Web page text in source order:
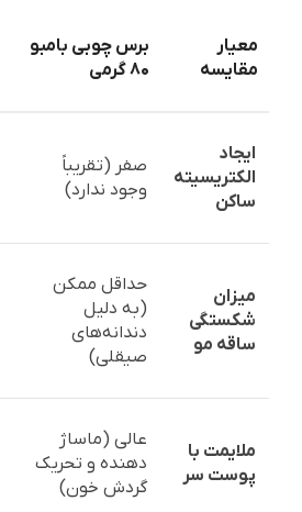
معیار
مقایسه
برس چوبی بامبو
۸۰ گرمی
ایجاد
الکتریسیته
ساکن
صفر (تقریباً
وجود ندارد)
میزان
شکستگی
ساقه مو
حداقل ممکن
(به دلیل
دندانه‌های
صیقلی)
ملایمت با
پوست سر
عالی (ماساژ
دهنده و تحریک
گردش خون)